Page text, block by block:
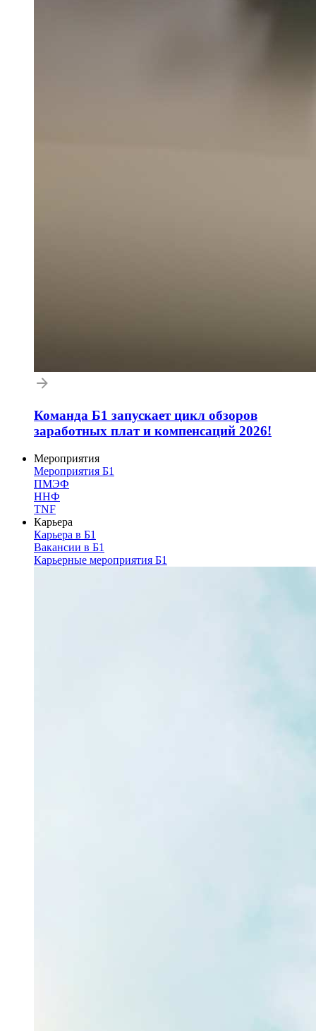
Команда Б1 запускает цикл обзоров
заработных плат и компенсаций 2026!
Мероприятия
Мероприятия Б1
ПМЭФ
ННФ
TNF
Карьера
Карьера в Б1
Вакансии в Б1
Карьерные мероприятия Б1